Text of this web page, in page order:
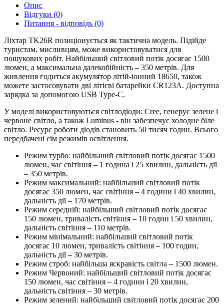
Опис
Відгуки (0)
Питання - відповідь (0)
Ліхтар TK26R позиціонується як тактична модель. Підійде
туристам, мисливцям, може використовуватися для
пошукових робіт. Найбільший світловий потік досягає 1500
люмен, а максимальна далекобійність – 350 метрів. Для
живлення годиться акумулятор літій-іонний 18650, також
можете застосовувати дві літієві батарейки CR123A. Доступна
зарядка за допомогою USB Type-C.
У моделі використовуються світлодіоди: Cree, генерує зелене і
червоне світло, а також Luminus - він забезпечує холодне біле
світло. Ресурс роботи діодів становить 50 тисяч годин. Всього
передбачені сім режимів освітлення.
Режим турбо: найбільший світловий потік досягає 1500
люмен, час світіння – 1 година і 25 хвилин, дальність дії
– 350 метрів.
Режим максимальний: найбільший світловий потік
досягає 350 люмен, час світіння – 4 години і 40 хвилин,
дальність дії – 170 метрів.
Режим середній: найбільший світловий потік досягає
150 люмен, тривалість світіння – 10 годин і 50 хвилин,
дальність світіння – 110 метрів.
Режим мінімальний: найбільший світловий потік
досягає 10 люмен, тривалість світіння – 100 годин,
дальність дії – 30 метрів.
Режим строб: найбільша яскравість світла – 1500 люмен.
Режим Червоний: найбільший світловий потік досягає
150 люмен, час світіння – 4 години і 20 хвилин,
дальність світіння – 30 метрів.
Режим зелений: найбільший світловий потік досягає 200